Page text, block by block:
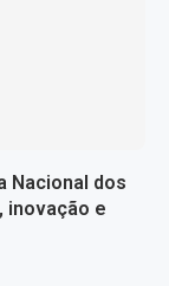
Nacional dos
inovação e